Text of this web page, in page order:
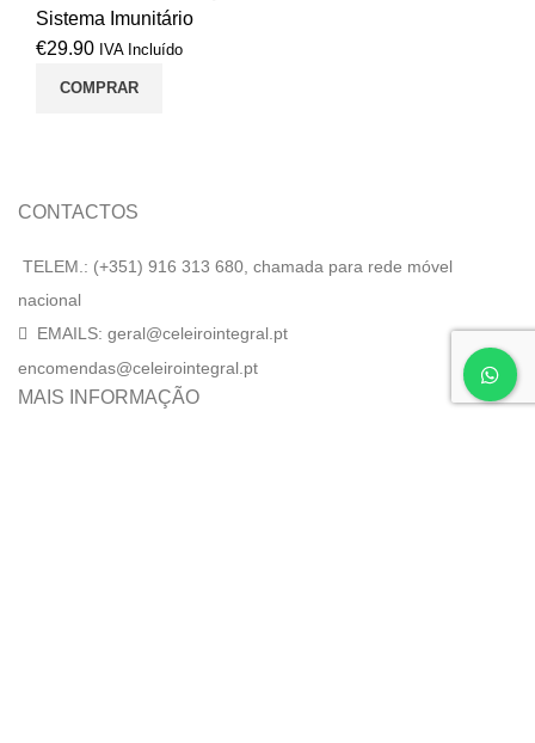
Sistema Imunitário
€29.90 IVA Incluído
COMPRAR
CONTACTOS
TELEM.: (+351) 916 313 680, chamada para rede móvel
nacional
EMAILS: geral@celeirointegral.pt
encomendas@celeirointegral.pt
MAIS INFORMAÇÃO